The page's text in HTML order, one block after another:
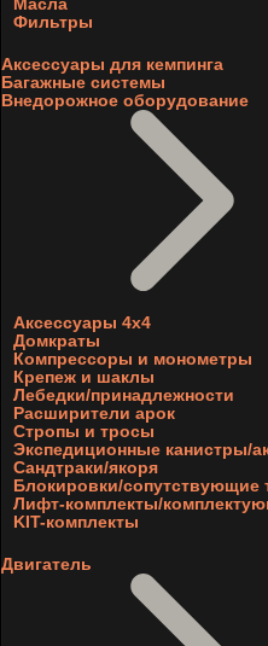
Фильтры
Аксессуары для кемпинга
Багажные системы
Внедорожное оборудование
Аксессуары 4х4
Домкраты
Компрессоры и монометры
Крепеж и шаклы
Лебедки/принадлежности
Расширители арок
Стропы и тросы
Экспедиционные канистры/
Сандтраки/якоря
Блокировки/сопутствующие
Лифт-комплекты/
KIT-комплекты
Двигатель